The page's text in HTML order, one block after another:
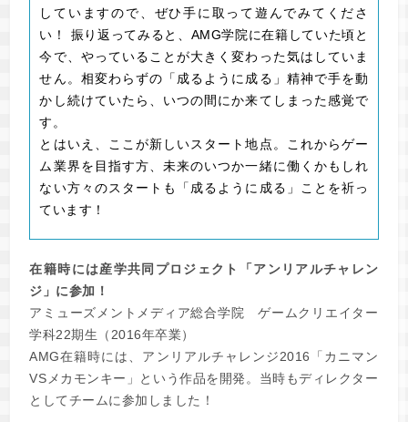
していますので、ぜひ手に取って遊んでみてくださ
い！ 振り返ってみると、AMG学院に在籍していた頃と
今で、やっていることが大きく変わった気はしていま
せん。相変わらずの「成るように成る」精神で手を動
かし続けていたら、いつの間にか来てしまった感覚で
す。
とはいえ、ここが新しいスタート地点。これからゲー
ム業界を目指す方、未来のいつか一緒に働くかもしれ
ない方々のスタートも「成るように成る」ことを祈っ
ています！
在籍時には産学共同プロジェクト「アンリアルチャレン
ジ」に参加！
アミューズメントメディア総合学院 ゲームクリエイター
学科22期生（2016年卒業）
AMG在籍時には、アンリアルチャレンジ2016「カニマン
VSメカモンキー」という作品を開発。当時もディレクター
としてチームに参加しました！